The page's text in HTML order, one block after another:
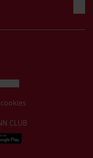
CLUB